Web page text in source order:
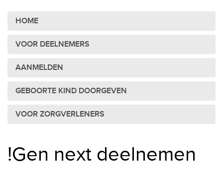
HOME
VOOR DEELNEMERS
AANMELDEN
GEBOORTE KIND DOORGEVEN
VOOR ZORGVERLENERS
!Gen next deelnemen